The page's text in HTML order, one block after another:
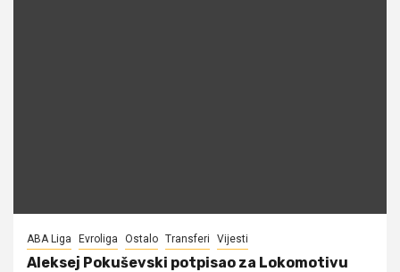
ABA Liga Evroliga Ostalo Transferi Vijesti
Aleksej Pokuševski potpisao za Lokomotivu